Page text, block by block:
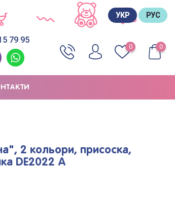
УКР РУС
79 95
0 0
2 кольори, присоска,
DE2022 A